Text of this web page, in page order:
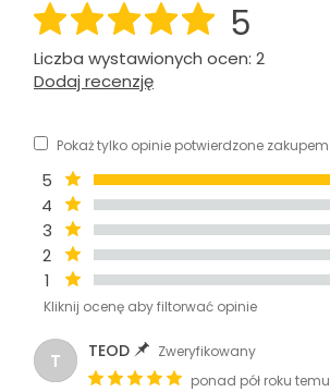
5
Liczba wystawionych ocen: 2
Dodaj recenzję
Pokaż tylko opinie potwierdzone zakupem
5
4
3
2
1
Kliknij ocenę aby filtorwać opinie
T TEOD
Zweryfikowany
ponad pół roku temu